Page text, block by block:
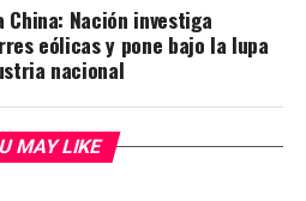
Nación investiga
eólicas y pone bajo la lupa
nacional
MAY LIKE